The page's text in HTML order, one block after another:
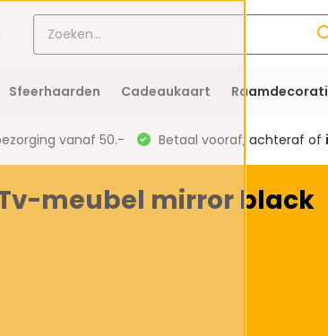
Sfeerhaarden Cadeaukaart
vanaf 50.- Betaal vooraf, achteraf of
meubel mirror black